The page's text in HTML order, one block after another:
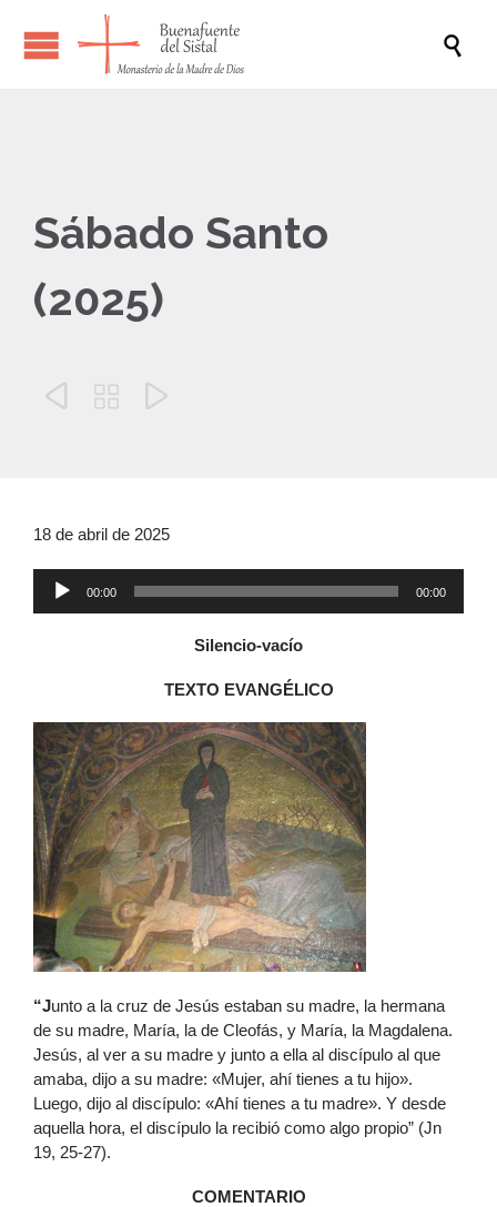

Sábado Santo
(2025)
  
18 de abril de 2025
00:00 00:00
Silencio-vacío
TEXTO EVANGÉLICO
“Junto a la cruz de Jesús estaban su madre, la hermana
de su madre, María, la de Cleofás, y María, la Magdalena.
Jesús, al ver a su madre y junto a ella al discípulo al que
amaba, dijo a su madre: «Mujer, ahí tienes a tu hijo».
Luego, dijo al discípulo: «Ahí tienes a tu madre». Y desde
aquella hora, el discípulo la recibió como algo propio” (Jn
19, 25-27).
COMENTARIO